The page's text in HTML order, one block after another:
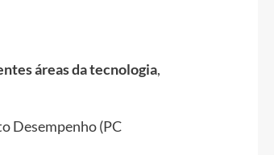
áreas da tecnologia,
Desempenho (PC